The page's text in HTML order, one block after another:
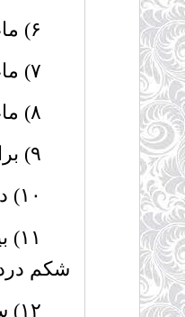
۶) ماء الشعیر برای درمان سل ، زخم های ریوی و سردرد گرم مفید است .
۷) ماء الشعیر خون ساز است و زود هضم می شود.
۸) ماء الشعیر را با خشخاش کوبیده ، برای سردرد مفید است .
۹) برای درمان نقرس پماد در جو را با آب بر روی قسمت های دردناک بگذارید .
۱۰) در جو را با شکر مخلوط کرده ، غذای خوبی برای اطفال است .
شکم
۱۲) سرد مزاجان باید جو را با شکر بخورند.